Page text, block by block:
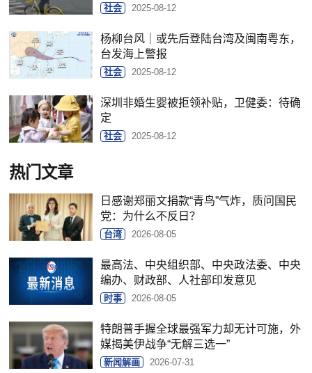
社会 2025-08-12
杨柳台风｜或先后登陆台湾及闽南粤东，
台发海上警报
社会 2025-08-12
深圳非婚生婴被拒领补贴，卫健委：待确
定
社会 2025-08-12
热门文章
日感谢郑丽文捐款“青鸟”气炸，质问国民
党：为什么不反日？
台湾 2026-08-05
最高法、中央组织部、中央政法委、中央
编办、财政部、人社部印发意见
时事 2026-08-05
特朗普手握全球最强军力却无计可施，外
媒揭美伊战争“无解三选一”
新闻解画 2026-07-31